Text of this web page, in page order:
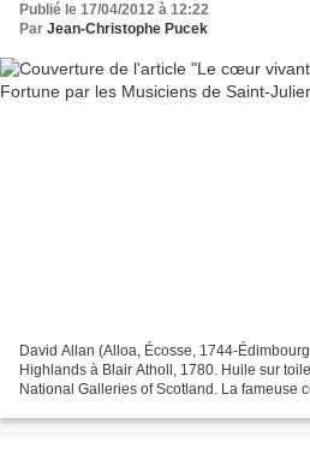
Publié le 17/04/2012 à 12:22
Par Jean-Christophe Pucek
David Allan (Alloa, Écosse, 1744-
Highlands à Blair Atholl, 1780. Huile sur
National Galleries of Scotland. La fameuse